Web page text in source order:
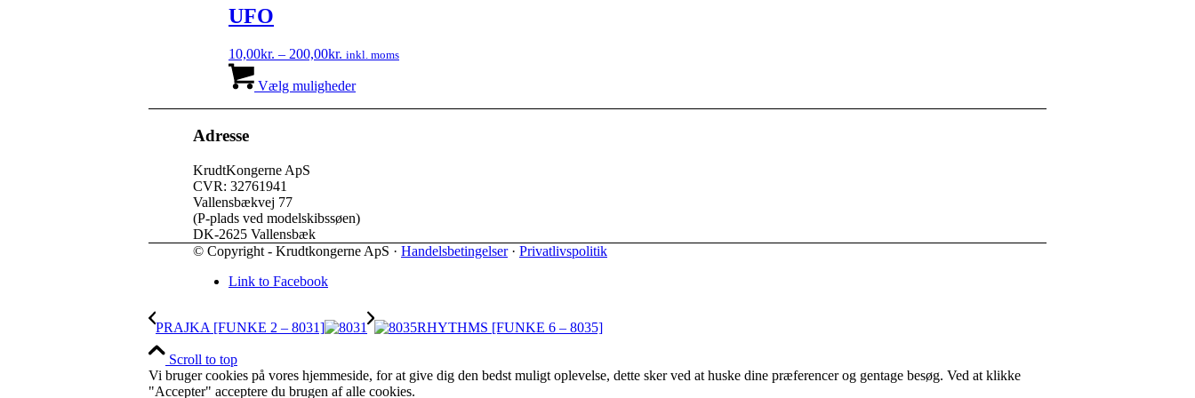
UFO
10,00kr. – 200,00kr. Prisinterval:
til
inkl. moms
Vælg mulighedervare
varesiden
Adresse
KrudtKongerne ApS
CVR: 32761941
Vallensbækvej 77
(P-plads ved modelskibssøen)
DK-2625 Vallensbæk
© Copyright - Krudtkongerne ApS · Handelsbetingelser· Privatlivspolitik
Link to Facebook
PRAJKA [FUNKE 2 – 8031] RHYTHMS [FUNKE 6 – 8035]
Scroll to top
Vi bruger cookies på vores hjemmeside, for at give dig den bedst muligt oplevelse, dette sker ved at huske dine præferencer og gentage besøg. Ved at klikke
"Accepter" acceptere du brugen af alle cookies.